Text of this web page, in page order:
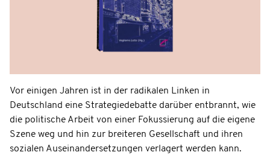
Vor einigen Jahren ist in der radikalen Linken in
Deutschland eine Strategiedebatte darüber entbrannt, wie
die politische Arbeit von einer Fokussierung auf die eigene
Szene weg und hin zur breiteren Gesellschaft und ihren
sozialen Auseinandersetzungen verlagert werden kann.